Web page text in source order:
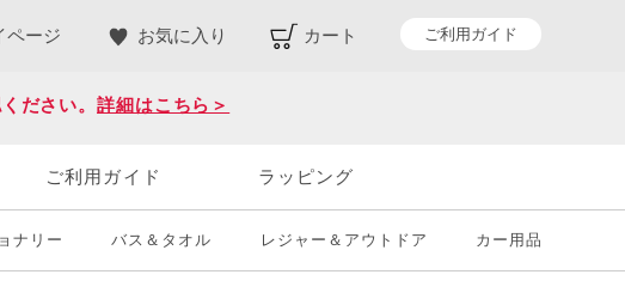
ページ お気に入り カート ご利用ガイド
ださい。詳細はこちら＞
ご利用ガイド ラッピング
ナリー バス＆タオル レジャー＆アウトドア カー用品